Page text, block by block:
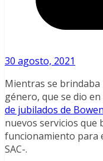
30 agosto, 2021
Mientras se brindaba
género, que se dio
de jubilados de Bowen
nuevos servicios que
funcionamiento para
SAC-.